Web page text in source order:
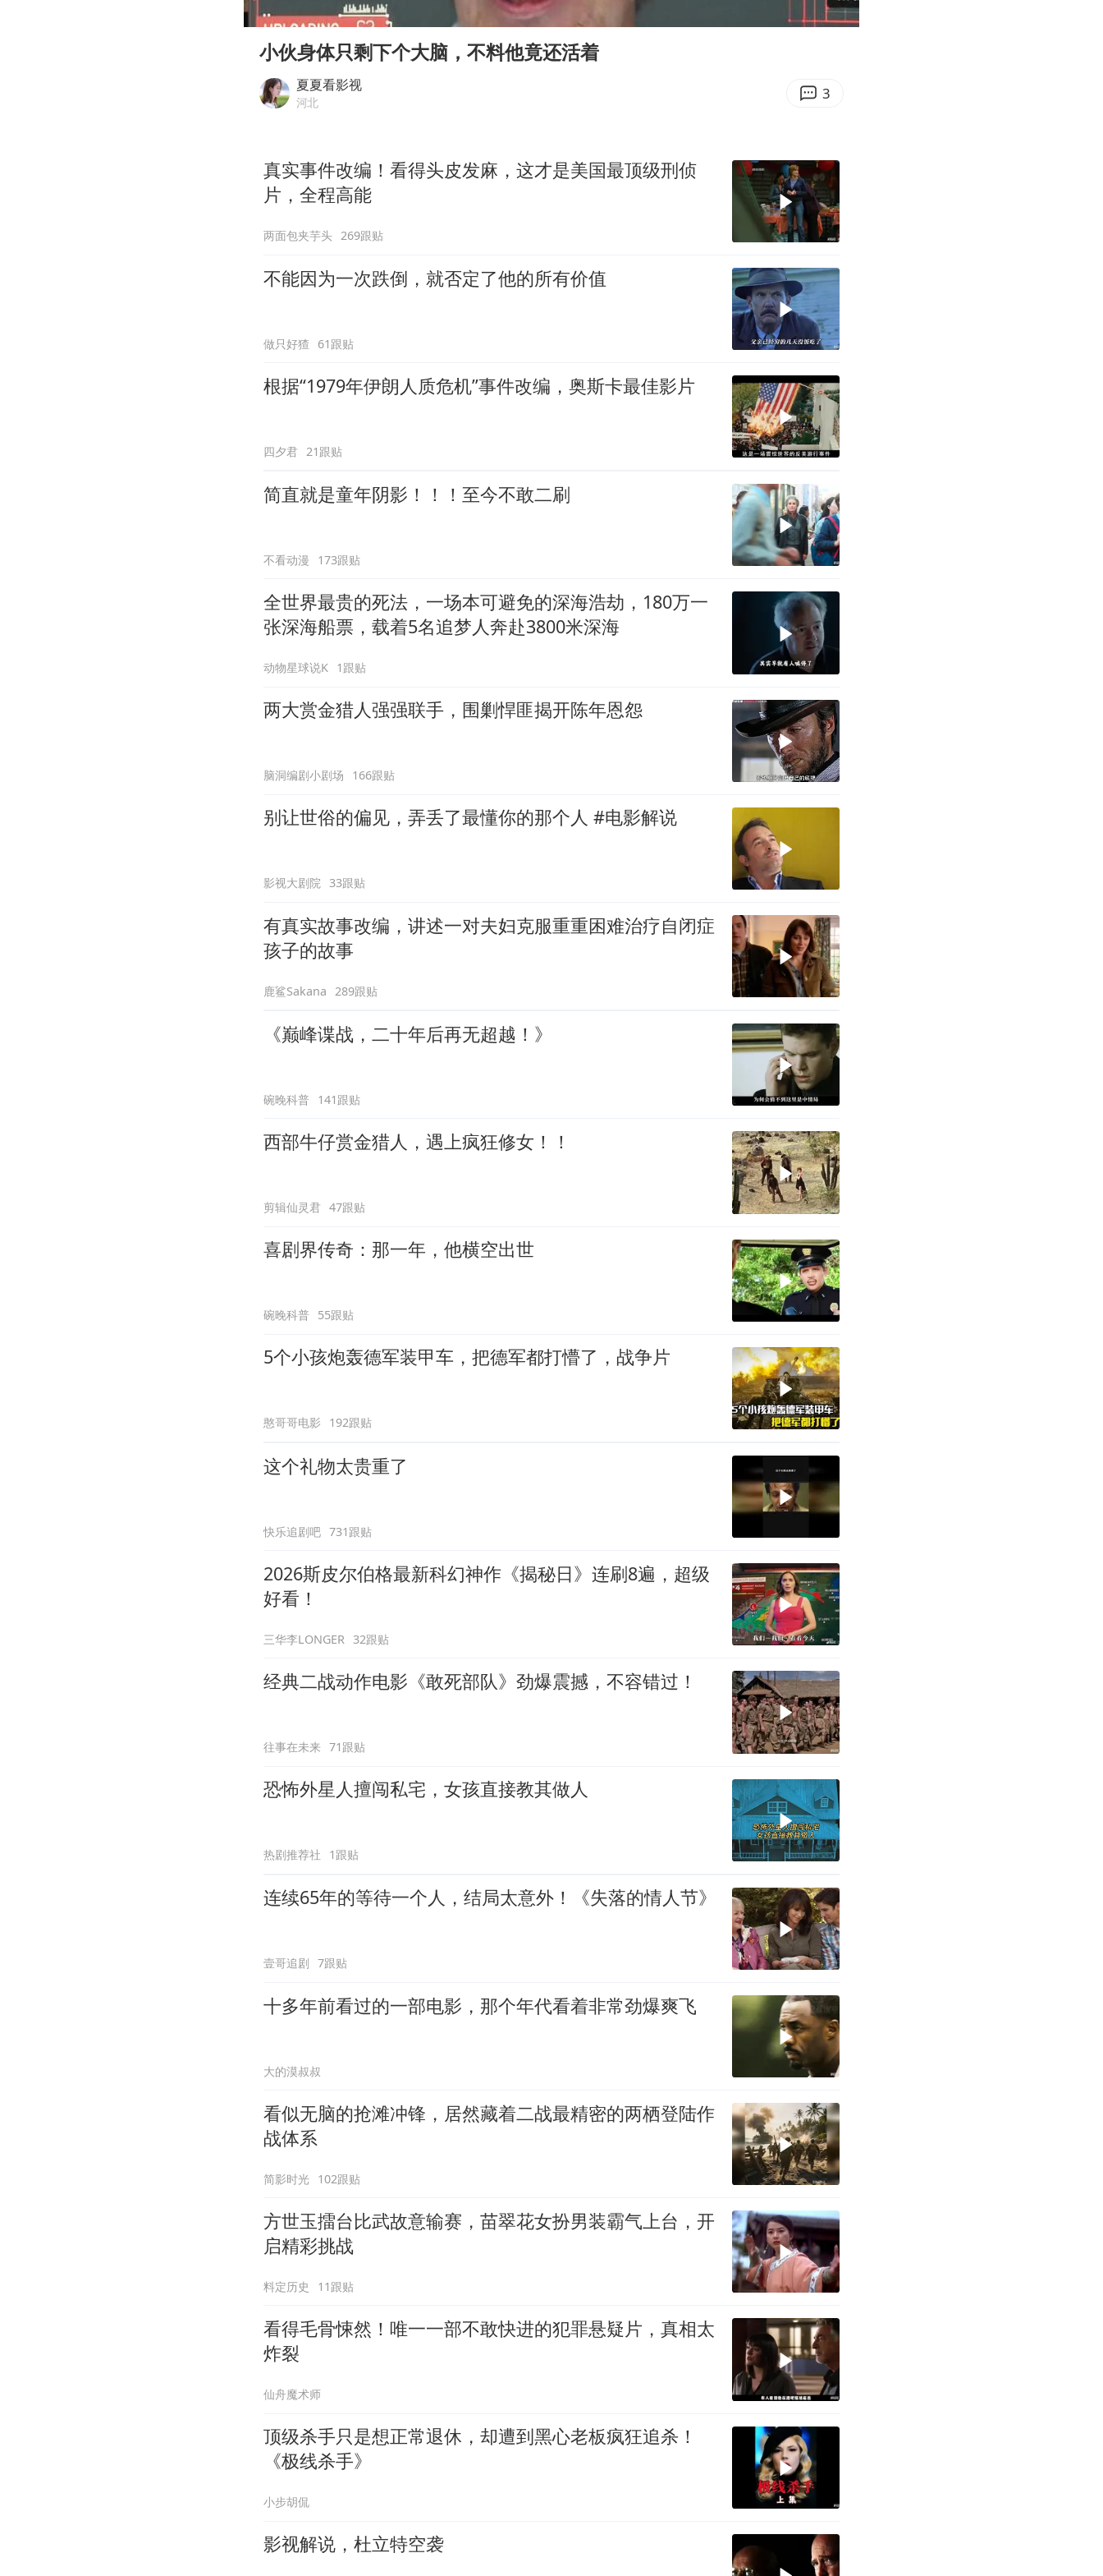
中国仓储指数连续两月运行在扩张区间
曝美拒绝乌增购“爱国者”导弹请求
改名后的“青海拉面”店
Play
Enter
小伙身体只剩下个大脑，不料他竟还活着
夏夏看影视
河北 3
真实事件改编！看得头皮发麻，这才是美国最顶级刑侦
片，全程高能
两面包夹芋头 269跟贴
不能因为一次跌倒，就否定了他的所有价值
做只好猹 61跟贴
根据“1979年伊朗人质危机”事件改编，奥斯卡最佳影片
四夕君 21跟贴
简直就是童年阴影！！！至今不敢二刷
不看动漫 173跟贴
全世界最贵的死法，一场本可避免的深海浩劫，180万一
张深海船票，载着5名追梦人奔赴3800米深海
动物星球说K 1跟贴
两大赏金猎人强强联手，围剿悍匪揭开陈年恩怨
脑洞编剧小剧场 166跟贴
别让世俗的偏见，弄丢了最懂你的那个人 #电影解说
影视大剧院 33跟贴
有真实故事改编，讲述一对夫妇克服重重困难治疗自闭症
孩子的故事
鹿鲨Sakana 289跟贴
《巅峰谍战，二十年后再无超越！》
碗晚科普 141跟贴
西部牛仔赏金猎人，遇上疯狂修女！！
剪辑仙灵君 47跟贴
喜剧界传奇：那一年，他横空出世
碗晚科普 55跟贴
5个小孩炮轰德军装甲车，把德军都打懵了，战争片
憨哥哥电影 192跟贴
这个礼物太贵重了
快乐追剧吧 731跟贴
2026斯皮尔伯格最新科幻神作《揭秘日》连刷8遍，超级
好看！
三华李LONGER 32跟贴
经典二战动作电影《敢死部队》劲爆震撼，不容错过！
往事在未来 71跟贴
恐怖外星人擅闯私宅，女孩直接教其做人
热剧推荐社 1跟贴
连续65年的等待一个人，结局太意外！《失落的情人节》
壹哥追剧 7跟贴
十多年前看过的一部电影，那个年代看着非常劲爆爽飞
大的漠叔叔
看似无脑的抢滩冲锋，居然藏着二战最精密的两栖登陆作
战体系
简影时光 102跟贴
方世玉擂台比武故意输赛，苗翠花女扮男装霸气上台，开
启精彩挑战
料定历史 11跟贴
看得毛骨悚然！唯一一部不敢快进的犯罪悬疑片，真相太
炸裂
仙舟魔术师
顶级杀手只是想正常退休，却遭到黑心老板疯狂追杀！
《极线杀手》
小步胡侃
影视解说，杜立特空袭